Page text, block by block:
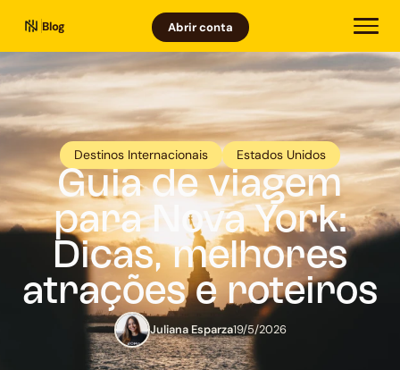
Blog Abrir conta
Destinos Internacionais Estados Unidos
Guia de viagem
para Nova York:
Dicas, melhores
atrações e roteiros
Juliana Esparza19/5/2026